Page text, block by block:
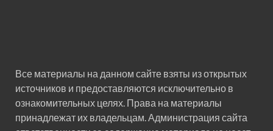
Все материалы на данном сайте взяты из открытых
источников и предоставляются исключительно в
ознакомительных целях. Права на материалы
принадлежат их владельцам. Администрация сайта